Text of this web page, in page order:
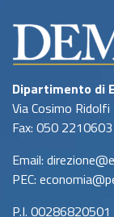
Dipartimento di
Via Cosimo
Fax: 050 2210603
Email:
PEC:
P.I. 00286820501